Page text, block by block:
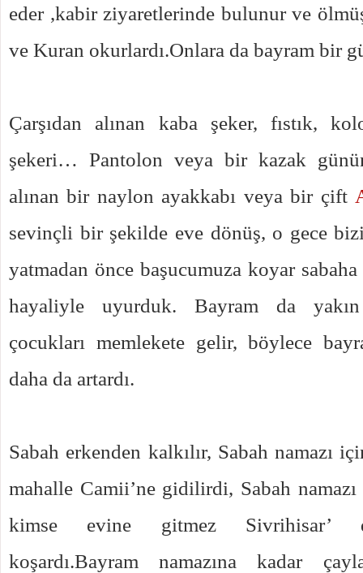
eder ,kabir ziyaretlerinde bulunur ve
ve Kuran okurlardı.Onlara da bayram bir
Çarşıdan alınan kaba şeker, fıstık,
şekeri… Pantolon veya bir kazak
alınan bir naylon ayakkabı veya bir çift
sevinçli bir şekilde eve dönüş, o gece
yatmadan önce başucumuza koyar
hayaliyle uyurduk. Bayram da yakın
çocukları memlekete gelir, böylece
daha da artardı.
Sabah erkenden kalkılır, Sabah namazı
mahalle Camii’ne gidilirdi, Sabah namazı
kimse evine gitmez Sivrihisar’
koşardı.Bayram namazına kadar